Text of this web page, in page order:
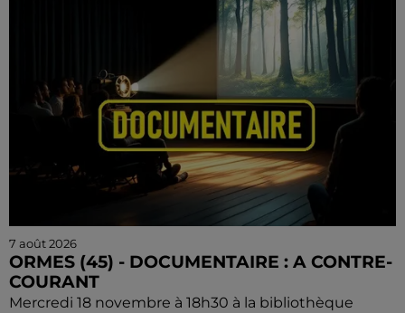
7 août 2026
ORMES (45) - DOCUMENTAIRE : A CONTRE-
COURANT
Mercredi 18 novembre à 18h30 à la bibliothèque